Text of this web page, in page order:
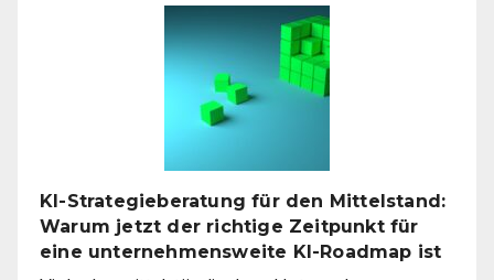
Wie
digitale
Assistenten
Level
heben
KI-Strategieberatung für den Mittelstand:
Warum jetzt der richtige Zeitpunkt für
eine unternehmensweite KI-Roadmap ist